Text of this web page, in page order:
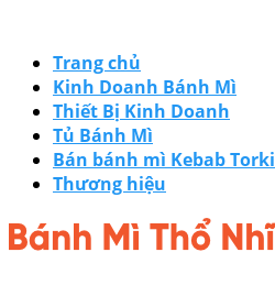
Trang chủ
Kinh Doanh Bánh Mì
Thiết Bị Kinh Doanh
Tủ Bánh Mì
Bán bánh mì Kebab Torki
Thương hiệu